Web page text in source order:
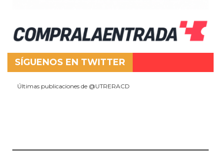
SÍGUENOS EN TWITTER
Últimas publicaciones de @UTRERACD